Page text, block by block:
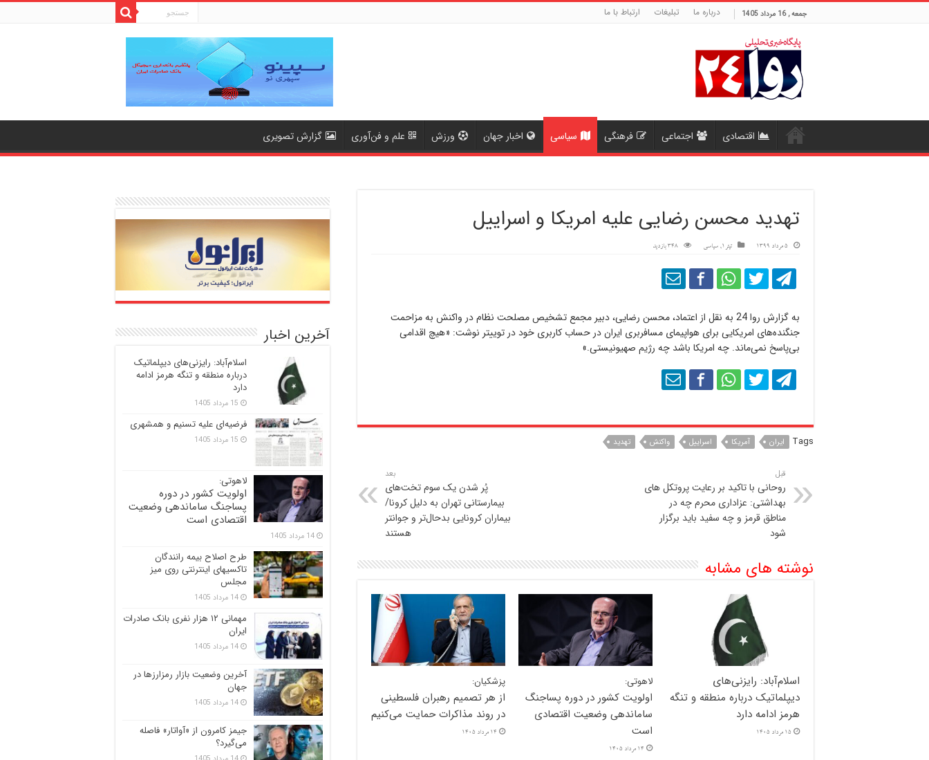
جمعه , 16 مرداد 1405 درباره ما تبلیغات ارتباط با ما
اقتصادی اجتماعی فرهنگی سیاسی اخبار جهان ورزش علم و فن‌آوری گزارش تصویری
تهدید محسن رضایی علیه امریکا و اسراییل
5 مرداد 1399 تیتر1 , سیاسی 348 بازدید
به گزارش روا 24 به نقل از اعتماد، محسن رضایی، دبیر مجمع تشخیص مصلحت نظام در واکنش به مزاحمت
جنگنده‌های امریکایی برای هواپیمای مسافربری ایران در حساب کاربری خود در توییتر نوشت: «هیچ اقدامی
بی‌پاسخ نمی‌ماند. چه امریکا باشد چه رژیم ‌صهیونیستی.»
Tags ایران آمریکا اسراییل واکنش تهدید
قبل
روحانی با تاکید بر رعایت پروتکل های
بهداشتی: عزاداری محرم چه در
مناطق قرمز و چه سفید باید برگزار
شود
بعد
پُر شدن یک سوم تخت‌های
بیمارستانی تهران به دلیل کرونا/
بیماران کرونایی بدحال‌تر و جوانتر
هستند
نوشته های مشابه
اسلام‌آباد: رایزنی‌های
دیپلماتیک درباره منطقه و تنگه
هرمز ادامه دارد
15 مرداد 1405
لاهوتی:
اولویت کشور در دوره پساجنگ
ساماندهی وضعیت اقتصادی
است
14 مرداد 1405
پزشکیان:
از هر تصمیم رهبران فلسطینی
در روند مذاکرات حمایت می‌کنیم
14 مرداد 1405
آخرین اخبار
اسلام‌آباد: رایزنی‌های دیپلماتیک
درباره منطقه و تنگه هرمز ادامه
دارد
15 مرداد 1405
فرضیه‌ای علیه تسنیم و همشهری
15 مرداد 1405
لاهوتی:
اولویت کشور در دوره
پساجنگ ساماندهی وضعیت
اقتصادی است
14 مرداد 1405
طرح اصلاح بیمه رانندگان
تاکسیهای اینترنتی روی میز
مجلس
14 مرداد 1405
مهمانی ۱۲ هزار نفری بانک صادرات
ایران
14 مرداد 1405
آخرین وضعیت بازار رمزارزها در
جهان
14 مرداد 1405
جیمز کامرون از «آواتار» فاصله
می‌گیرد؟